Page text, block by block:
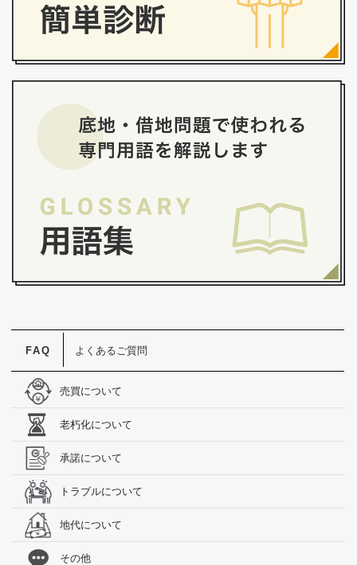
よくあるご質問
売買について
老朽化について
承諾について
トラブルについて
地代について
その他